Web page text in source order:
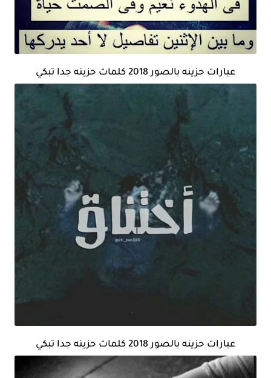
عبارات حزينه بالصور 2018 كلمات حزينه جدا تبكي
عبارات حزينه بالصور 2018 كلمات حزينه جدا تبكي